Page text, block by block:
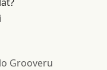
Grooveru